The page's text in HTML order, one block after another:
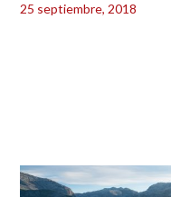
25 septiembre, 2018